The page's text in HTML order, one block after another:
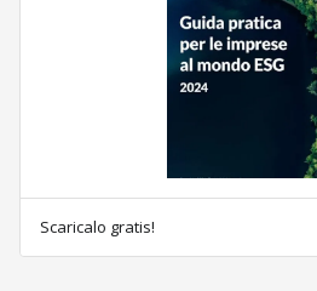
Scaricalo gratis!